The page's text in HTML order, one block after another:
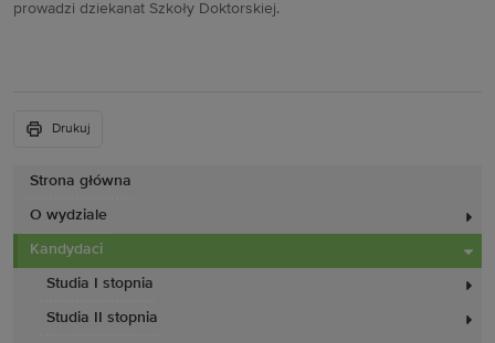
Strona główna
O wydziale
Kandydaci
Studia I stopnia
Studia II stopnia
prowadzi dziekanat Szkoły Doktorskiej.
Drukuj